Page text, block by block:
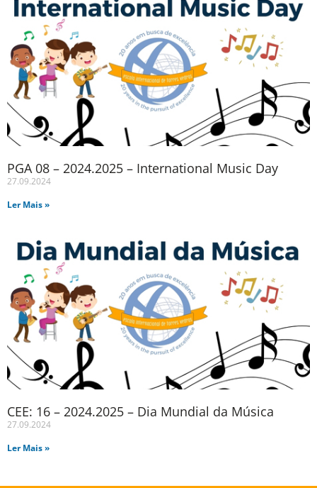
PGA 08 – 2024.2025 – International Music Day
27.09.2024
Ler Mais »
CEE: 16 – 2024.2025 – Dia Mundial da Música
27.09.2024
Ler Mais »